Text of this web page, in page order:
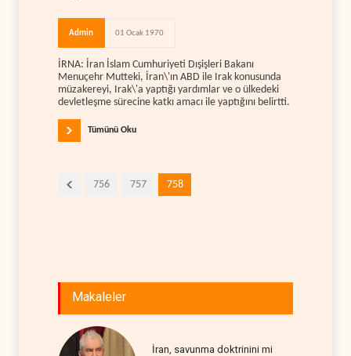
Admin 01 Ocak 1970
İRNA: İran İslam Cumhuriyeti Dışişleri Bakanı
Menuçehr Mutteki, İran\'ın ABD ile Irak konusunda
müzakereyi, Irak\'a yaptığı yardımlar ve o ülkedeki
devletleşme sürecine katkı amacı ile yaptığını belirtti.
Tümünü Oku
756 757 758
Makaleler
İran, savunma doktrinini mi